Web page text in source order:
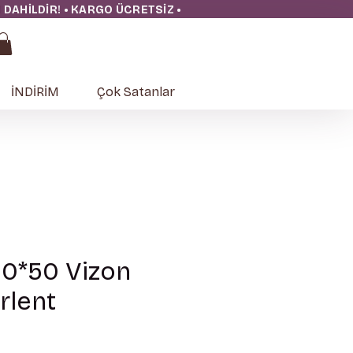
• KARGO ÜCRETSİZ •
İNDİRİM Çok Satanlar
Vizon